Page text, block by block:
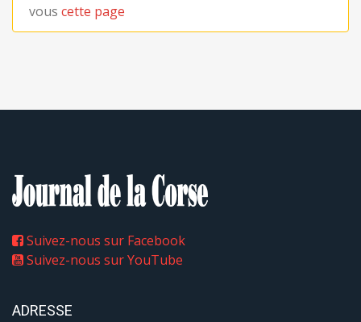
vous cette page
Suivez-nous sur Facebook
Suivez-nous sur YouTube
ADRESSE